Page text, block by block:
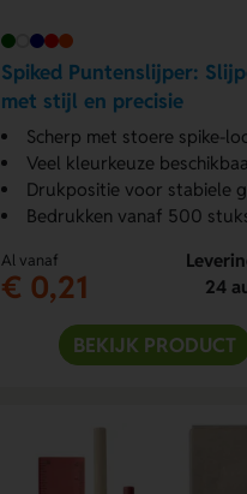
Spiked Puntenslijper:
met stijl en precisie
Scherp met stoere spike-
Veel kleurkeuze
Drukpositie voor stabiele
Bedrukken vanaf 500
Al vanaf
€ 0,21
24
BEKIJK PRODUCT